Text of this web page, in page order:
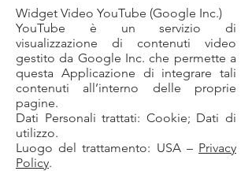
Widget Video YouTube (Google Inc.)
YouTube è un servizio di
visualizzazione di contenuti video
gestito da Google Inc. che permette a
questa Applicazione di integrare tali
contenuti all’interno delle proprie
pagine.
Dati Personali trattati: Cookie; Dati di
utilizzo.
Luogo del trattamento: USA – Privacy
Policy.